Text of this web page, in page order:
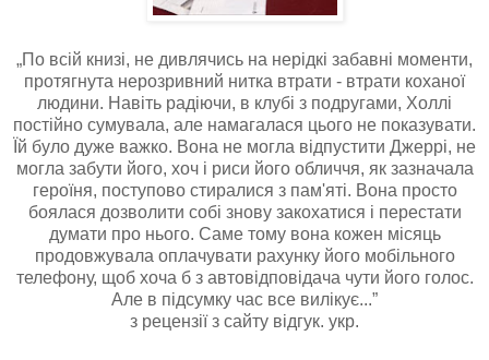
„По всій книзі, не дивлячись на нерідкі забавні моменти,
протягнута нерозривний нитка втрати - втрати коханої
людини. Навіть радіючи, в клубі з подругами, Холлі
постійно сумувала, але намагалася цього не показувати.
Їй було дуже важко. Вона не могла відпустити Джеррі, не
могла забути його, хоч і риси його обличчя, як зазначала
героїня, поступово стиралися з пам'яті. Вона просто
боялася дозволити собі знову закохатися і перестати
думати про нього. Саме тому вона кожен місяць
продовжувала оплачувати рахунку його мобільного
телефону, щоб хоча б з автовідповідача чути його голос.
Але в підсумку час все вилікує...”
з рецензії з сайту відгук. укр.